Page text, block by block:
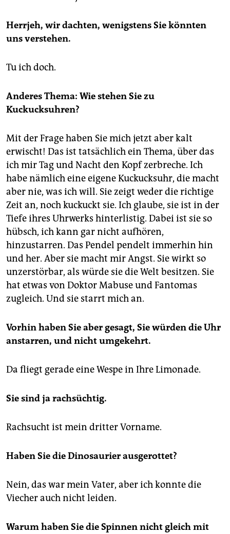
Herrjeh, wir dachten, wenigstens Sie könnten
uns verstehen.
Tu ich doch.
Anderes Thema: Wie stehen Sie zu
Kuckucksuhren?
Mit der Frage haben Sie mich jetzt aber kalt
erwischt! Das ist tatsächlich ein Thema, über das
ich mir Tag und Nacht den Kopf zerbreche. Ich
habe nämlich eine eigene Kuckucksuhr, die macht
aber nie, was ich will. Sie zeigt weder die richtige
Zeit an, noch kuckuckt sie. Ich glaube, sie ist in der
Tiefe ihres Uhrwerks hinterlistig. Dabei ist sie so
hübsch, ich kann gar nicht aufhören,
hinzustarren. Das Pendel pendelt immerhin hin
und her. Aber sie macht mir Angst. Sie wirkt so
unzerstörbar, als würde sie die Welt besitzen. Sie
hat etwas von Doktor Mabuse und Fantomas
zugleich. Und sie starrt mich an.
Vorhin haben Sie aber gesagt, Sie würden die Uhr
anstarren, und nicht umgekehrt.
Da fliegt gerade eine Wespe in Ihre Limonade.
Sie sind ja rachsüchtig.
Rachsucht ist mein dritter Vorname.
Haben Sie die Dinosaurier ausgerottet?
Nein, das war mein Vater, aber ich konnte die
Viecher auch nicht leiden.
Warum haben Sie die Spinnen nicht gleich mit